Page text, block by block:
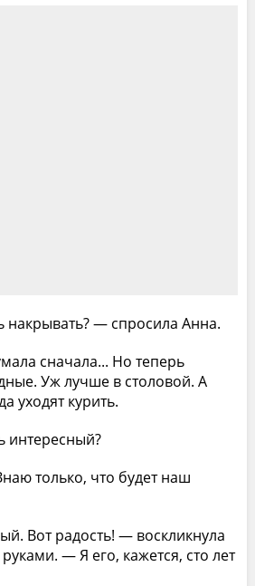
— спросила Анна.
сначала... Но теперь
Уж лучше в столовой. А
уходят курить.
интересный?
только, что будет наш
Вот радость! — воскликнула
— Я его, кажется, сто лет